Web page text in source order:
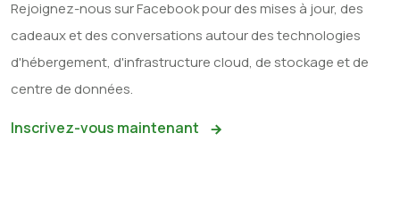
Rejoignez-nous sur Facebook pour des mises à jour, des
cadeaux et des conversations autour des technologies
d'hébergement, d'infrastructure cloud, de stockage et de
centre de données.
Inscrivez-vous maintenant